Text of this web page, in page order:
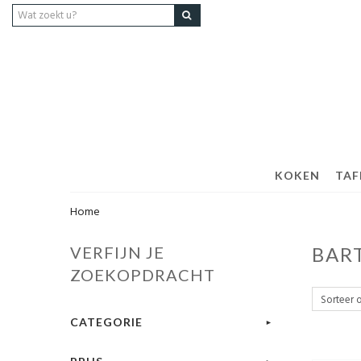
KOKEN
Home
VERFIJN JE
ZOEKOPDRACHT
CATEGORIE